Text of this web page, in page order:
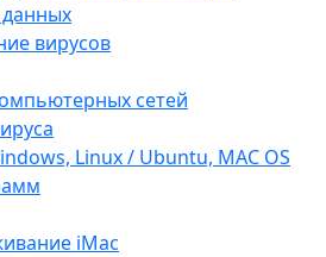
вирусов
сетей
Linux / Ubuntu, МАС OS
iMac